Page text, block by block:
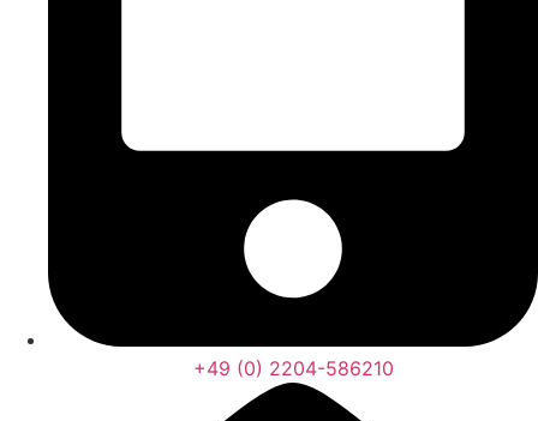
+49 (0) 2204-586210